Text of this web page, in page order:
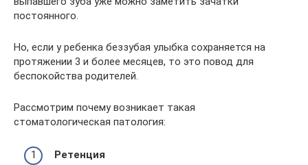
постоянного.
Но, если у ребенка беззубая улыбка сохраняется на
протяжении 3 и более месяцев, то это повод для
беспокойства родителей.
Рассмотрим почему возникает такая
стоматологическая патология:
Ретенция